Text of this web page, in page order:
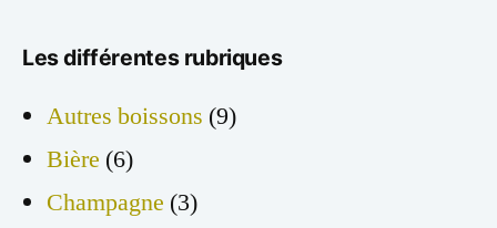
Les différentes rubriques
Autres boissons (9)
Bière (6)
Champagne (3)